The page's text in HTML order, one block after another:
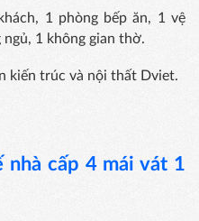
1 phòng bếp ăn, 1 vệ
1 không gian thờ.
kiến trúc và nội thất Dviet.
nhà cấp 4 mái vát 1